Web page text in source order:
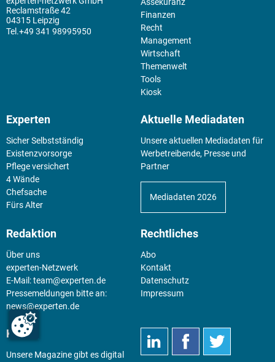
Reclamstraße 42
04315 Leipzig
+49 341 98995950
Finanzen
Recht
Management
Wirtschaft
Themenwelt
Tools
Kiosk
Experten
Sicher Selbstständig
Existenz­vorsorge
Pflege versichert
4 Wände
Chefsache
Fürs Alter
Aktuelle Mediadaten
Unsere aktuellen Mediadaten für
Werbetreibende, Presse und
Partner
Mediadaten 2026
Redaktion
Über uns
experten-Netzwerk
E-Mail:team@experten.de
Pressemeldungen bitte an:
news@experten.de
Rechtliches
Abo
Kontakt
Datenschutz
Impressum
KIOSK
Unsere Magazine gibt es digital